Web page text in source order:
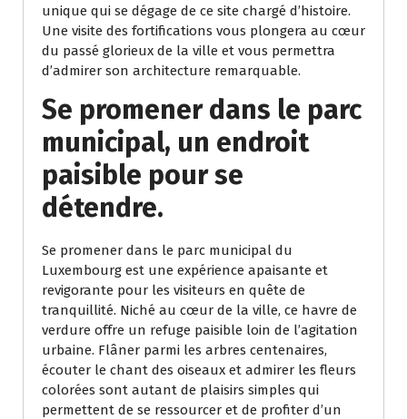
unique qui se dégage de ce site chargé d’histoire.
Une visite des fortifications vous plongera au cœur
du passé glorieux de la ville et vous permettra
d’admirer son architecture remarquable.
Se promener dans le parc
municipal, un endroit
paisible pour se
détendre.
Se promener dans le parc municipal du
Luxembourg est une expérience apaisante et
revigorante pour les visiteurs en quête de
tranquillité. Niché au cœur de la ville, ce havre de
verdure offre un refuge paisible loin de l’agitation
urbaine. Flâner parmi les arbres centenaires,
écouter le chant des oiseaux et admirer les fleurs
colorées sont autant de plaisirs simples qui
permettent de se ressourcer et de profiter d’un